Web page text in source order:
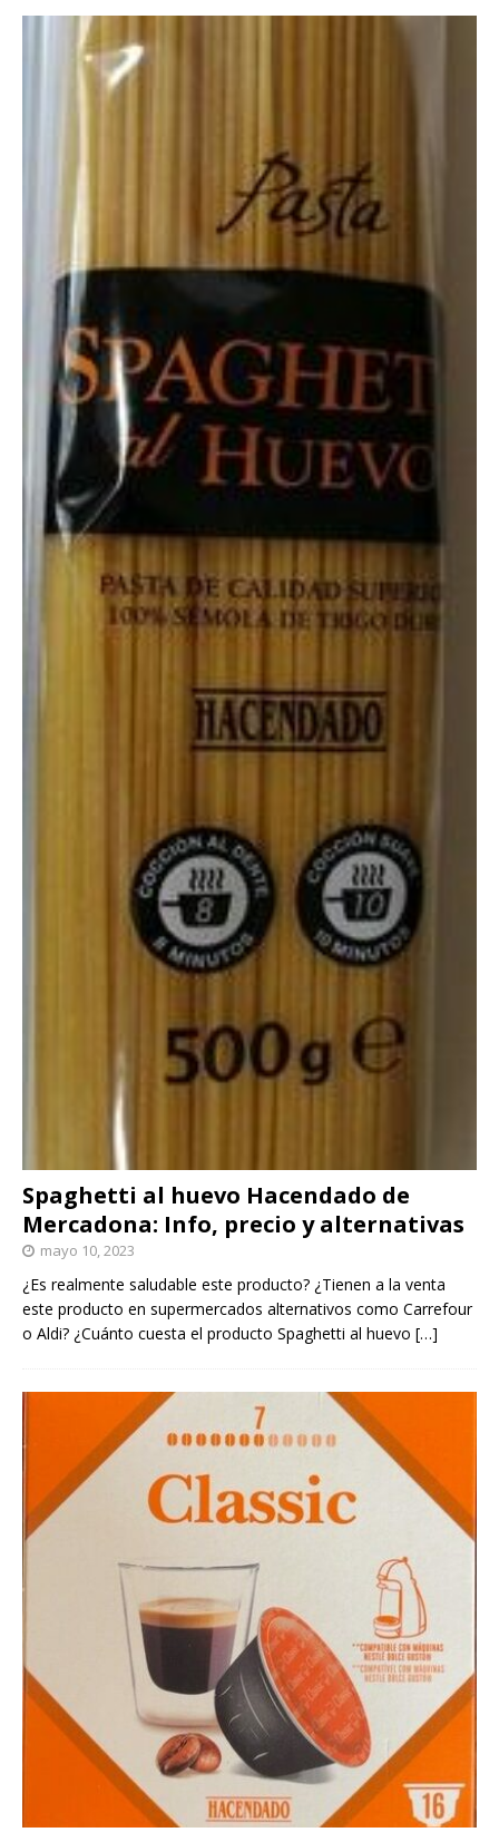
Spaghetti al huevo Hacendado de
Mercadona: Info, precio y alternativas
mayo 10, 2023
¿Es realmente saludable este producto? ¿Tienen a la venta
este producto en supermercados alternativos como Carrefour
o Aldi? ¿Cuánto cuesta el producto Spaghetti al huevo […]